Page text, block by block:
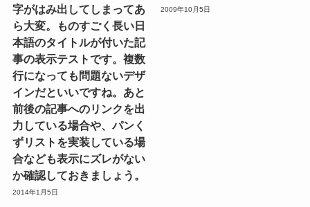
字がはみ出してしまってあ
ら大変。ものすごく長い日
本語のタイトルが付いた記
事の表示テストです。複数
行になっても問題ないデザ
インだといいですね。あと
前後の記事へのリンクを出
力している場合や、パンく
ずリストを実装している場
合なども表示にズレがない
か確認しておきましょう。
2014年1月5日
2009年10月5日